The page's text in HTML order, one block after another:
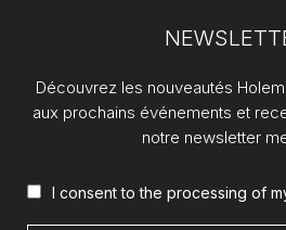
Découvrez les nouveautés
aux prochains événements et
notre newsletter
I consent to the processing of